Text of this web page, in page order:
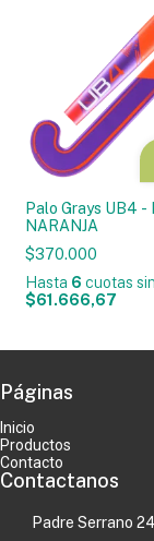
Palo Grays UB4 -
NARANJA
$370.000
Hasta 6 cuotas
$61.666,67
Páginas
Inicio
Productos
Contacto
Contactanos
Padre Serrano